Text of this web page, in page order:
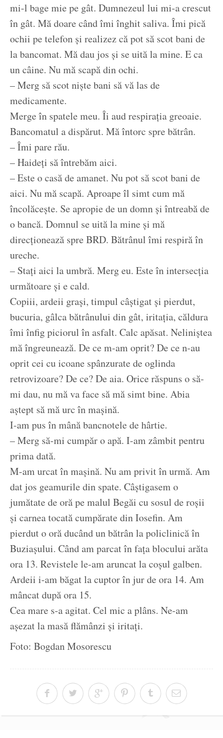
mi-l bage mie pe gât. Dumnezeul lui mi-a crescut
în gât. Mă doare când îmi înghit saliva. Îmi pică
ochii pe telefon și realizez că pot să scot bani de
la bancomat. Mă dau jos și se uită la mine. E ca
un câine. Nu mă scapă din ochi.
– Merg să scot niște bani să vă las de
medicamente.
Merge în spatele meu. Îi aud respirația greoaie.
Bancomatul a dispărut. Mă întorc spre bătrân.
– Îmi pare rău.
– Haideți să întrebăm aici.
– Este o casă de amanet. Nu pot să scot bani de
aici. Nu mă scapă. Aproape îl simt cum mă
încolăcește. Se apropie de un domn și întreabă de
o bancă. Domnul se uită la mine și mă
direcționează spre BRD. Bătrânul îmi respiră în
ureche.
– Stați aici la umbră. Merg eu. Este în intersecția
următoare și e cald.
Copiii, ardeii grași, timpul câștigat și pierdut,
bucuria, gâlca bătrânului din gât, iritația, căldura
îmi înfig piciorul în asfalt. Calc apăsat. Neliniștea
mă îngreunează. De ce m-am oprit? De ce n-au
oprit cei cu icoane spânzurate de oglinda
retrovizoare? De ce? De aia. Orice răspuns o să-
mi dau, nu mă va face să mă simt bine. Abia
aștept să mă urc în mașină.
I-am pus în mână bancnotele de hârtie.
– Merg să-mi cumpăr o apă. I-am zâmbit pentru
prima dată.
M-am urcat în mașină. Nu am privit în urmă. Am
dat jos geamurile din spate. Câștigasem o
jumătate de oră pe malul Begăi cu sosul de roșii
și carnea tocată cumpărate din Iosefin. Am
pierdut o oră ducând un bătrân la policlinică în
Buziașului. Când am parcat în fața blocului arăta
ora 13. Revistele le-am aruncat la coșul galben.
Ardeii i-am băgat la cuptor în jur de ora 14. Am
mâncat după ora 15.
Cea mare s-a agitat. Cel mic a plâns. Ne-am
așezat la masă flămânzi și iritați.
Foto: Bogdan Mosorescu